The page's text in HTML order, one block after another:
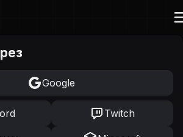
Google
Twitch